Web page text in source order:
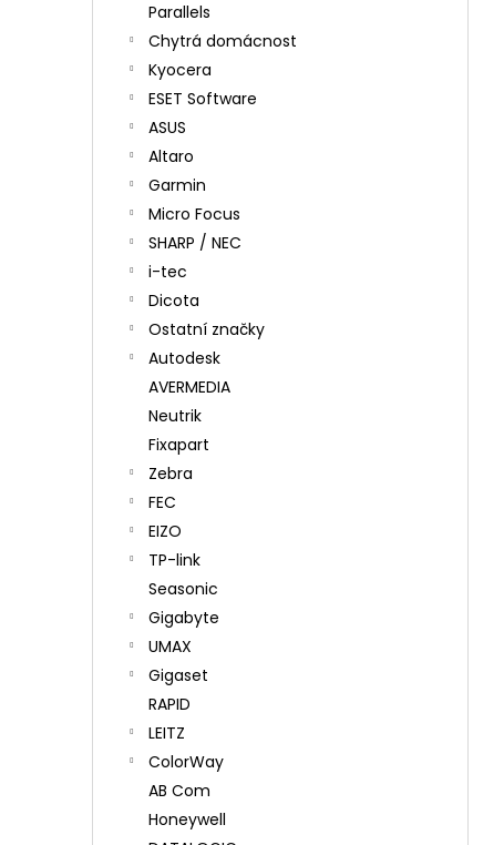
Parallels
Chytrá domácnost
Kyocera
ESET Software
ASUS
Altaro
Garmin
Micro Focus
SHARP / NEC
i-tec
Dicota
Ostatní značky
Autodesk
AVERMEDIA
Neutrik
Fixapart
Zebra
FEC
EIZO
TP-link
Seasonic
Gigabyte
UMAX
Gigaset
RAPID
LEITZ
ColorWay
AB Com
Honeywell